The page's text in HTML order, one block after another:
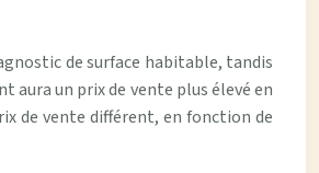
de surface habitable, tandis
aura un prix de vente plus élevé en
de vente différent, en fonction de